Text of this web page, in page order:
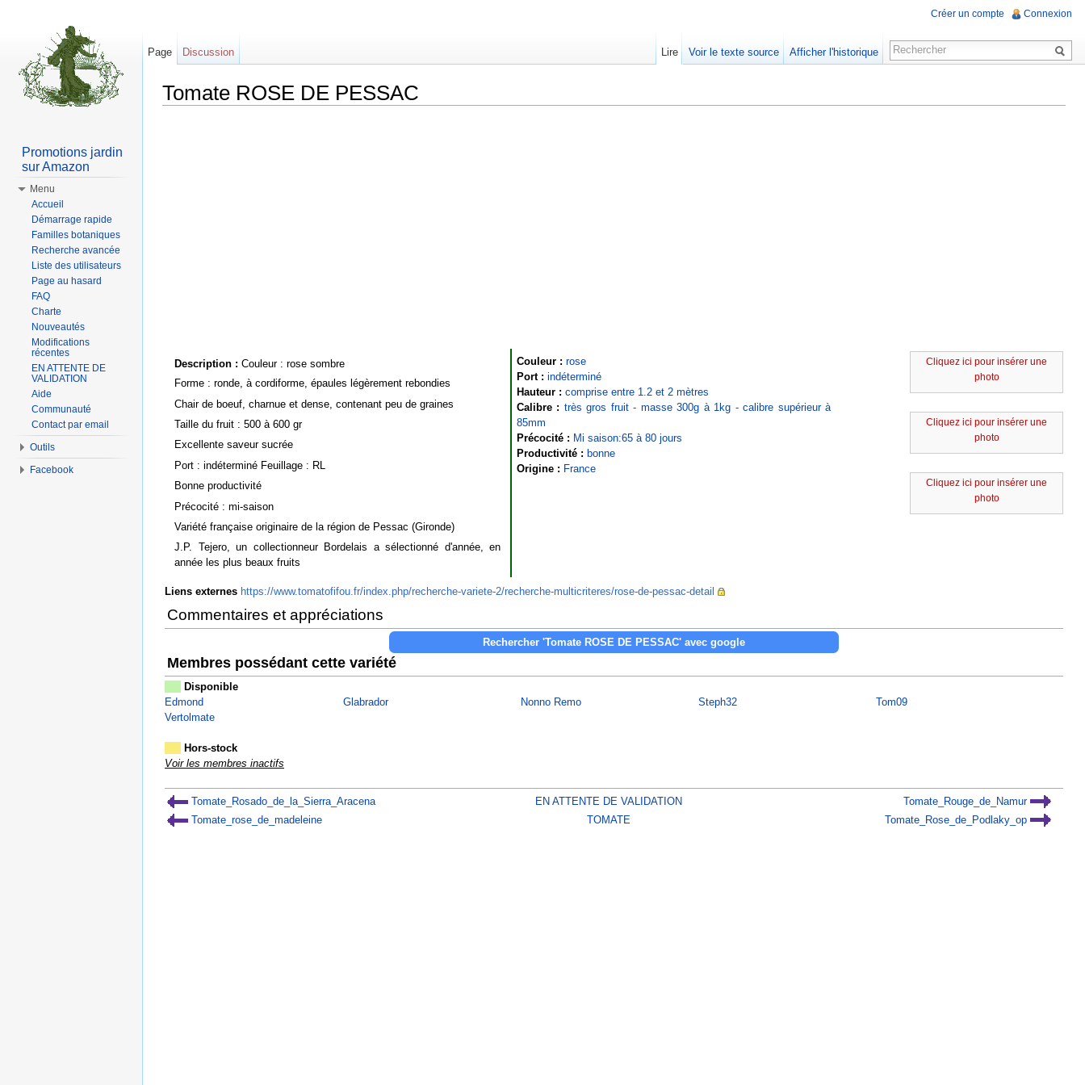
Tomate ROSE DE PESSAC
Cliquez ici pour insérer une
photo
Cliquez ici pour insérer une
photo
Cliquez ici pour insérer une
photo
Description : Couleur : rose sombre
Forme : ronde, à cordiforme, épaules légèrement rebondies
Chair de boeuf, charnue et dense, contenant peu de graines
Taille du fruit : 500 à 600 gr
Excellente saveur sucrée
Port : indéterminé Feuillage : RL
Bonne productivité
Précocité : mi-saison
Variété française originaire de la région de Pessac (Gironde)
J.P. Tejero, un collectionneur Bordelais a sélectionné d'année, en
année les plus beaux fruits
Couleur : rose
Port : indéterminé
Hauteur : comprise entre 1.2 et 2 mètres
Calibre : très gros fruit - masse 300g à 1kg - calibre supérieur à
85mm
Précocité : Mi saison:65 à 80 jours
Productivité : bonne
Origine : France
Liens externes https://www.tomatofifou.fr/index.php/recherche-variete-2/recherche-multicriteres/rose-de-pessac-detail
Commentaires et appréciations
Membres possédant cette variété
Disponible
Edmond
Glabrador Nonno Remo Steph32
Tom09
Vertolmate
Hors-stock
Voir les membres inactifs
Tomate_Rosado_de_la_Sierra_Aracena EN ATTENTE DE VALIDATION
Tomate_Rouge_de_Namur
Tomate_rose_de_madeleine
TOMATE Tomate_Rose_de_Podlaky_op
Créer un compte Connexion
Page Discussion Lire Voir le texte source Afficher l'historique
Promotions jardin
sur Amazon
Menu
Accueil
Démarrage rapide
Familles botaniques
Recherche avancée
Liste des utilisateurs
Page au hasard
FAQ
Charte
Nouveautés
Modifications
récentes
EN ATTENTE DE
VALIDATION
Aide
Communauté
Contact par email
Outils
Facebook